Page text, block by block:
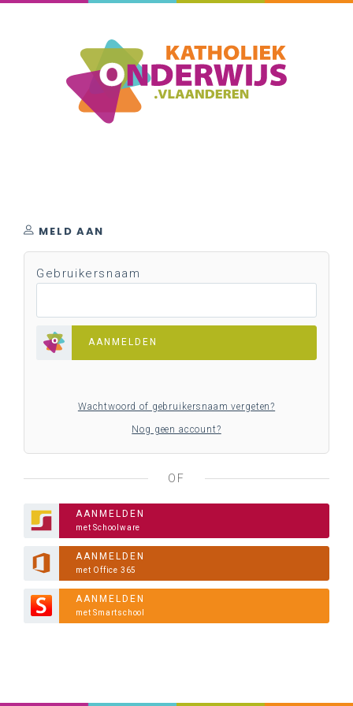
MELD AAN
Gebruikersnaam
AANMELDEN
Wachtwoord of gebruikersnaam vergeten?
Nog geen account?
OF
AANMELDEN
met Schoolware
AANMELDEN
met Office 365
AANMELDEN
met Smartschool